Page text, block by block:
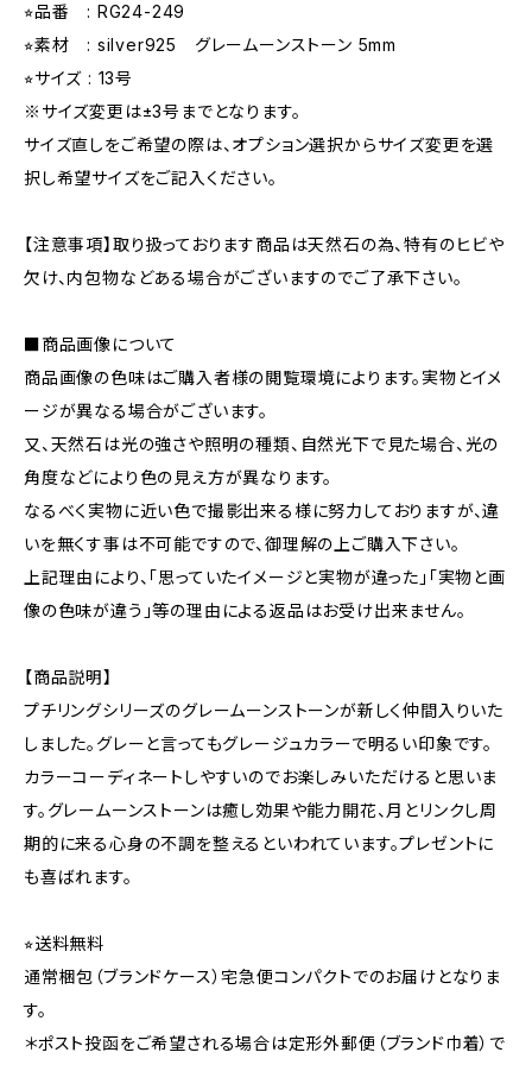
⭐︎品番 : RG24-249
⭐︎素材 : silver925 グレームーンストーン 5mm
⭐︎サイズ : 13号
※サイズ変更は±3号までとなります。
サイズ直しをご希望の際は、オプション選択からサイズ変更を選
択し希望サイズをご記入ください。
【注意事項】取り扱っております商品は天然石の為、特有のヒビや
欠け、内包物などある場合がございますのでご了承下さい。
■商品画像について
商品画像の色味はご購入者様の閲覧環境によります。実物とイメ
ージが異なる場合がございます。
又、天然石は光の強さや照明の種類、自然光下で見た場合、光の
角度などにより色の見え方が異なります。
なるべく実物に近い色で撮影出来る様に努力しておりますが、違
いを無くす事は不可能ですので、御理解の上ご購入下さい。
上記理由により、｢思っていたイメージと実物が違った｣｢実物と画
像の色味が違う｣等の理由による返品はお受け出来ません。
【商品説明】
プチリングシリーズのグレームーンストーンが新しく仲間入りいた
しました。グレーと言ってもグレージュカラーで明るい印象です。
カラーコーディネートしやすいのでお楽しみいただけると思いま
す。グレームーンストーンは癒し効果や能力開花、月とリンクし周
期的に来る心身の不調を整えるといわれています。プレゼントに
も喜ばれます。
⭐︎送料無料
通常梱包（ブランドケース）宅急便コンパクトでのお届けとなりま
す。
＊ポスト投函をご希望される場合は定形外郵便（ブランド巾着）で